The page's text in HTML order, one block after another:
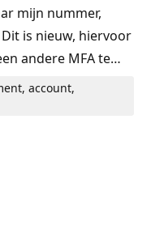
mijn nummer,
is nieuw, hiervoor
andere MFA te…
account,